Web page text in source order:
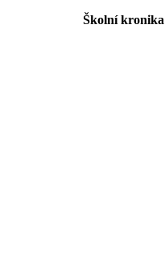
Školní kronika